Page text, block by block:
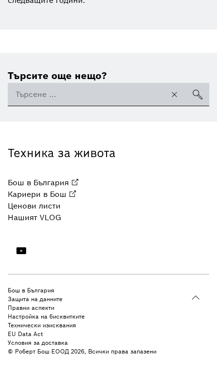
Търсите още нещо?
Техника за живота
Бош в България
Кариери в Бош
Ценови листи
Нашият VLOG
© Роберт Бош ЕООД 2026, Всички права запазени
Бош в България
Защита на данните
Правни аспекти
Настройка на бисквитките
Технически изисквания
EU Data Act
Условия за доставка